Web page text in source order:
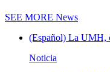
SEE MORE News
(Español) La UMH,
Noticia